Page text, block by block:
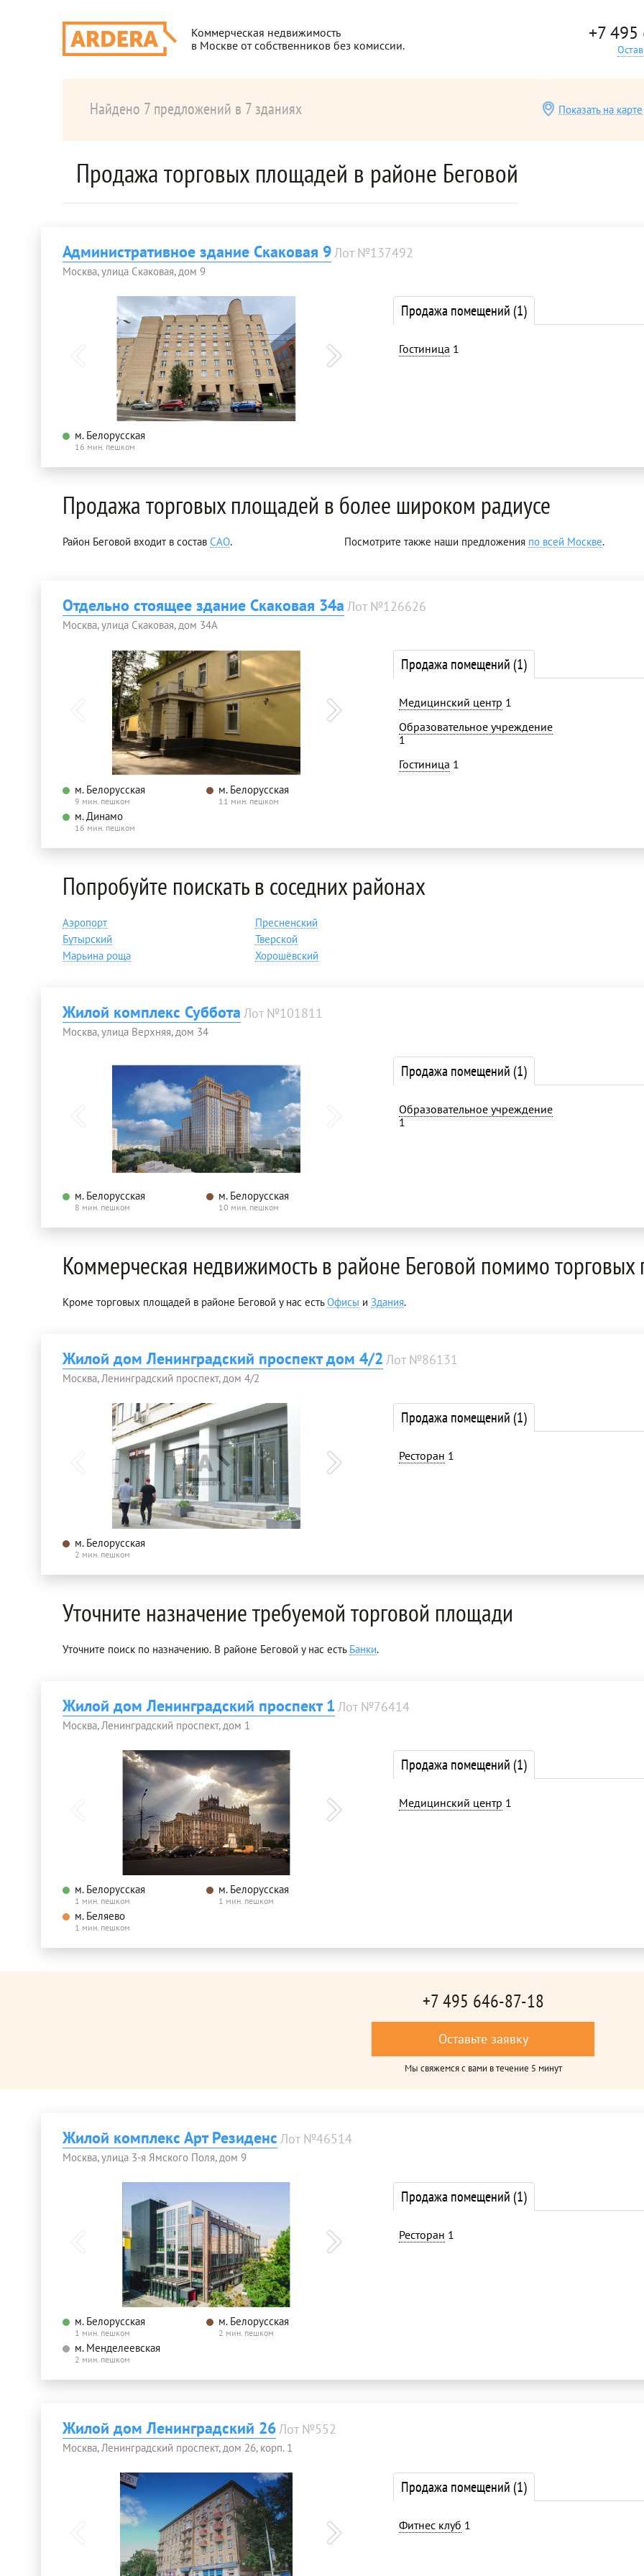
Коммерческая недвижимость
в Москве от собственников без комиссии.
+7
Найдено 7 предложений в 7 зданиях Показать на карте
Продажа торговых площадей в районе Беговой
Административное здание Скаковая 9Лот №137492
Москва, улица Скаковая, дом 9
м. Белорусская
16 мин. пешком
Продажа помещений (1)
Гостиница 1
Продажа торговых площадей в более широком радиусе
Район Беговой входит в состав САО. Посмотрите также наши предложения по всей Москве.
Отдельно стоящее здание Скаковая 34а Лот №126626
Москва, улица Скаковая, дом 34А
м. Белорусская
9 мин. пешком
м. Белорусская
11 мин. пешком
м. Динамо
16 мин. пешком
Продажа помещений (1)
Медицинский центр 1
Образовательное учреждение
1
Гостиница 1
Попробуйте поискать в соседних районах
Аэропорт
Бутырский
Марьина роща
Пресненский
Тверской
Хорошёвский
Жилой комплекс Суббота Лот №101811
Москва, улица Верхняя, дом 34
м. Белорусская
8 мин. пешком
м. Белорусская
10 мин. пешком
Продажа помещений (1)
Образовательное учреждение
1
Коммерческая недвижимость в районе Беговой помимо
Кроме торговых площадей в районе Беговой у нас естьОфисы и Здания.
Жилой дом Ленинградский проспект дом 4/2 Лот №86131
Москва, Ленинградский проспект, дом 4/2
м. Белорусская
2 мин. пешком
Продажа помещений (1)
Ресторан 1
Уточните назначение требуемой торговой площади
Уточните поиск по назначению. В районе Беговой у нас есть Банки.
Жилой дом Ленинградский проспект 1 Лот №76414
Москва, Ленинградский проспект, дом 1
м. Белорусская
1 мин. пешком
м. Белорусская
1 мин. пешком
м. Беляево
1 мин. пешком
Продажа помещений (1)
Медицинский центр 1
+7 495 646-87-18
Оставьте заявку
Мы свяжемся с вами в течение 5 минут
Жилой комплекс Арт Резиденс Лот №46514
Москва, улица 3-я Ямского Поля, дом 9
м. Белорусская
1 мин. пешком
м. Белорусская
2 мин. пешком
м. Менделеевская
2 мин. пешком
Продажа помещений (1)
Ресторан 1
Жилой дом Ленинградский 26Лот №552
Москва, Ленинградский проспект, дом 26, корп. 1
Продажа помещений (1)
Фитнес клуб 1